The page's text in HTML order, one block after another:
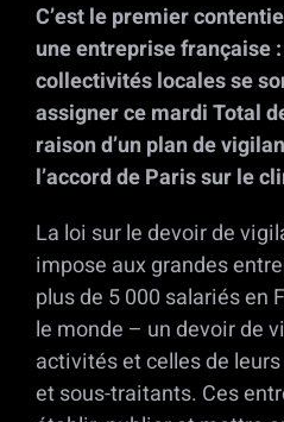
C’est le premier
une entreprise française
collectivités locales se
assigner ce mardi Total
raison d’un plan de
l’accord de Paris sur le
La loi sur le devoir de
impose aux grandes
plus de 5 000 salariés en
le monde – un devoir de
activités et celles de
et sous-traitants. Ces